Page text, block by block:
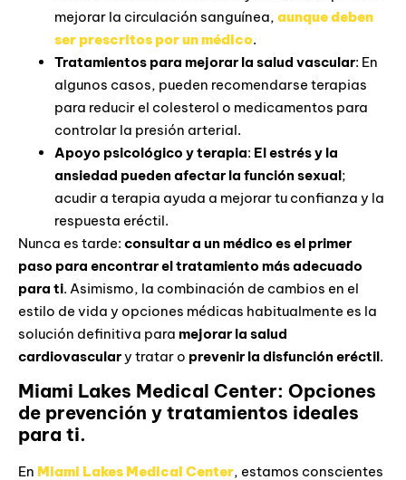
mejorar la circulación sanguínea, aunque deben
ser prescritos por un médico.
Tratamientos para mejorar la salud vascular: En
algunos casos, pueden recomendarse terapias
para reducir el colesterol o medicamentos para
controlar la presión arterial.
Apoyo psicológico y terapia: El estrés y la
ansiedad pueden afectar la función sexual;
acudir a terapia ayuda a mejorar tu confianza y la
respuesta eréctil.
Nunca es tarde: consultar a un médico es el primer
paso para encontrar el tratamiento más adecuado
para ti. Asimismo, la combinación de cambios en el
estilo de vida y opciones médicas habitualmente es la
solución definitiva para mejorar la salud
cardiovasculary tratar o prevenir la disfunción eréctil.
Miami Lakes Medical Center: Opciones
de prevención y tratamientos ideales
para ti.
En Miami Lakes Medical Center, estamos conscientes